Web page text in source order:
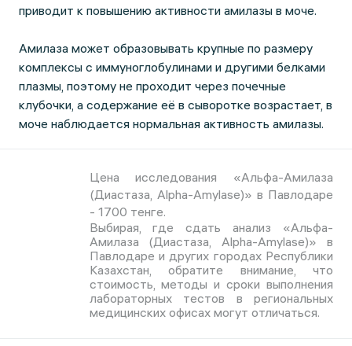
приводит к повышению активности амилазы в моче.
Амилаза может образовывать крупные по размеру
комплексы с иммуноглобулинами и другими белками
плазмы, поэтому не проходит через почечные
клубочки, а содержание её в сыворотке возрастает, в
моче наблюдается нормальная активность амилазы.
Цена исследования «Альфа-Амилаза
(Диастаза, Alpha-Amylase)» в Павлодаре
- 1700 тенге.
Выбирая, где сдать анализ «Альфа-
Амилаза (Диастаза, Alpha-Amylase)» в
Павлодаре и других городах Республики
Казахстан, обратите внимание, что
стоимость, методы и сроки выполнения
лабораторных тестов в региональных
медицинских офисах могут отличаться.